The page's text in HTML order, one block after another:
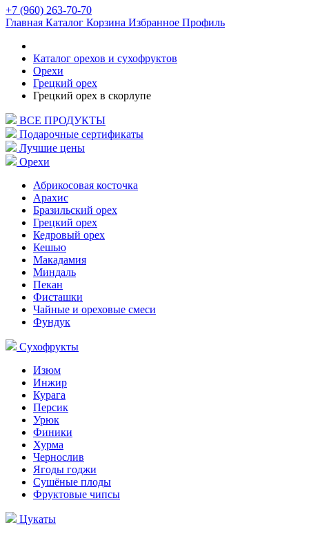
+7 (960) 263-70-70
Главная Каталог Корзина Избранное Профиль
Каталог орехов и сухофруктов
Орехи
Грецкий орех
Грецкий орех в скорлупе
ВСЕ ПРОДУКТЫ
Подарочные сертификаты
Лучшие цены
Орехи
Абрикосовая косточка
Арахис
Бразильский орех
Грецкий орех
Кедровый орех
Кешью
Макадамия
Миндаль
Пекан
Фисташки
Чайные и ореховые смеси
Фундук
Сухофрукты
Изюм
Инжир
Курага
Персик
Урюк
Финики
Хурма
Чернослив
Ягоды годжи
Сушёные плоды
Фруктовые чипсы
Цукаты